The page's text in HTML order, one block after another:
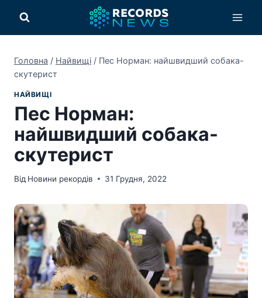
вмісту
Головна / Найвищі / Пес Норман: найшвидший собака-
скутерист
НАЙВИЩІ
Пес Норман:
найшвидший собака-
скутерист
Від Новини рекордів 31 Грудня, 2022